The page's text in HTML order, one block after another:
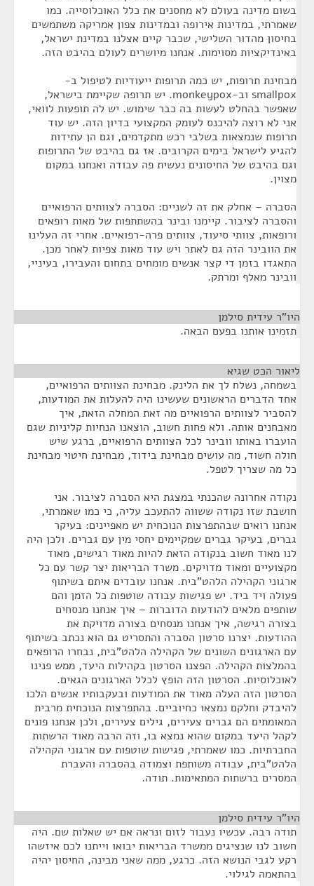
בשום מדינה בעולם לא מחסנים את כלל האוכלוסייה. כמו
שאמרתי, במדינות אירופה ובמדינות צפון אמריקה משתמשים
בחיסון מהדור השלישי, שכבר קיים אצלנו במדינת ישראל,
באינדיקציות מסוימות. אנחנו מיושרים לעולם בהיבט הזה.
מבחינת תרופות, יש כמה תרופות ייעודיות לטיפול ב-
smallpox וב-monkeypox. יש תרופה שקיימת בישראל,
שאפשר בהחלט לעשות בה כבר שימוש. יש לה תופעות לוואי,
אני לא רוצה להיכנס לעומק המקצועי בדיון הזה. יש עוד
תרופות שנמצאות בשלבי רכש מתקדמים, וגם הן עתידות
להגיע לישראל בימים הקרובים. אז גם בהיבט של התרופות
וגם בהיבט של החיסונים נעשית פה עבודה ואנחנו במקום
מצוין.
הסברה – אחלק את זה לשניים: הסברה לצוותים הרפואיים
והסברה לציבור. קיימנו ובינר בהשתתפות של מאות רופאים
ורופאות, צוותי סיעוד, צוותים פרה-רפואיים. אחרי זה העלינו
את הוובינר הזה גם לאתר ויש עוד מאות צפיות לאחר מכן.
התאגדו בזמן די קצר אנשים מומחים בתחום והעבירו, בעיניי,
וובינר מאלף ומרתק.
היו"ר עידית סילמן
תזמינו אותנו בפעם הבאה.
ליאור הכט שגיא
בשמחה, נשלח לך את הלינק. מבחינת הצוותים הרפואיים,
אחד הדברים הראשונים שעשינו היה להעלות את המודעות,
להסביר לצוותים הרפואיים מה זאת המחלה הזאת, איך
מאבחנים אותה. ולא פחות חשוב, הוצאנו הנחיות קליניות שגם
הועברו באותו וובינר לכל הצוותים הרפואיים, ברגע שיש
חולה חשוד, מה עושים מבחינת בידוד, מבחינת חיטוי מבחינת
כל מה שצריך לטפל.
נקודה אחרונה שהכנתי במצגת היא הסברה לציבור. אני
חושבת שזו נקודה ששווה להתעכב עליה, כי כמו שאמרתי,
אנחנו רואים שבהתפרצות הנוכחית יש מאפיינים: בעיקר
גברים, בעיקר גברים שמקיימים יחסי מין עם גברים. ולכן היה
לנו מאוד חשוב בנקודה הזאת להיות מאוד רגישים, מאוד
מקצועיים ומאוד מדויקים. משרד הבריאות יצר קשר עם כל
ארגוני הקהילה הלהט"בית. אנחנו עובדים איתם בשיתוף
פעולה ויד ביד. יש פגישות עבודה שוטפות כל הזמן והם
שותפים מלאים להודעות הדוברות – איך אנחנו מנסחים
בצורה רגישה, איך אנחנו מנסחים בצורה מדויקת את
ההודעות. יצרנו סרטון הסברה והתסריט גם הוא נכתב בשיתוף
עם הארגונים השונים של הקהילה הלהט"בית, נבחרו הרופאים
בהמלצות הקהילה. הפצנו הסרטון בקהילות היעד, ממש פנינו
לאוכלוסיות. הסרטון הזה הופץ לכלל הארגונים הגאים.
הסרטון הזה העלה מאוד את המודעות ובעקבותיו אנשים הלכו
להיבדק וחלקם נמצאו כחיוביים. בהתפרצות הנוכחית מרבית
המאומתים הם גברים צעירים, גילים צעירים, ולכן אנחנו פונים
לקהל היעד במקום שהוא נמצא בו, וזה הרבה מאוד הרשתות
החברתיות. כמו שאמרתי, פגישות שוטפות עם ארגוני הקהילה
הלהט"בית, עבודה משותפת וצמודה בהסברה והעברת
המסרים ברשתות המתאימות. תודה.
היו"ר עידית סילמן
תודה רבה. עכשיו נעבור לזום ונראה אם יש שאלות שם. היה
חשוב לנו שנציגים ממשרד הבריאות יבואו וייתנו לכם איזשהו
רקע לגבי הנושא הזה. כרגע, ממה שאני מבינה, החיסון יהיה
בהתאמה לגילוי.